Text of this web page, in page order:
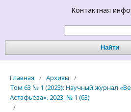
Контактная
Найти
Главная / Архивы
/
Том 63 № 1 (2023): Научный журнал
Астафьева». 2023. № 1 (63)
/